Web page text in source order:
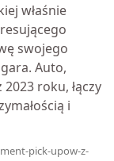
właśnie
swojego
Auto,
roku, łączy
i
pick-upow-z-